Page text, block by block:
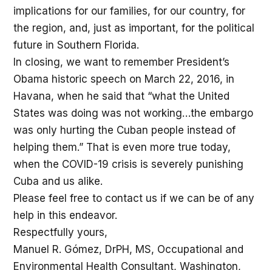
implications for our families, for our country, for
the region, and, just as important, for the political
future in Southern Florida.
In closing, we want to remember President’s
Obama historic speech on March 22, 2016, in
Havana, when he said that “what the United
States was doing was not working…the embargo
was only hurting the Cuban people instead of
helping them.” That is even more true today,
when the COVID-19 crisis is severely punishing
Cuba and us alike.
Please feel free to contact us if we can be of any
help in this endeavor.
Respectfully yours,
Manuel R. Gómez, DrPH, MS, Occupational and
Environmental Health Consultant, Washington,